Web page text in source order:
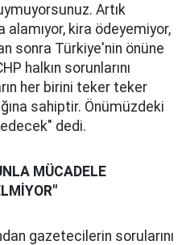
Artık
alamıyor, kira ödeyemiyor,
sonra Türkiye'nin önüne
halkın sorunlarını
her birini teker teker
sahiptir. Önümüzdeki
dedi.
MÜCADELE
gazetecilerin sorularını